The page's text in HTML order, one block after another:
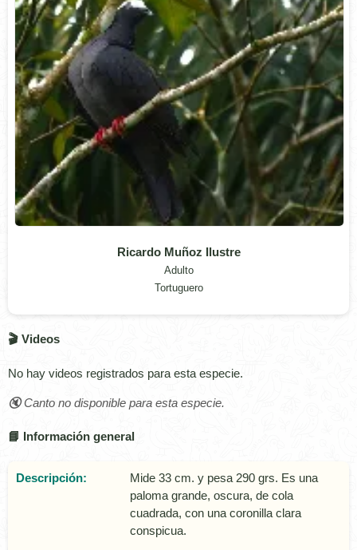
Ricardo Muñoz Ilustre
Adulto
Tortuguero
🎬 Videos
No hay videos registrados para esta especie.
🔇 Canto no disponible para esta especie.
📘 Información general
Descripción:
Mide 33 cm. y pesa 290 grs. Es una
paloma grande, oscura, de cola
cuadrada, con una coronilla clara
conspicua.